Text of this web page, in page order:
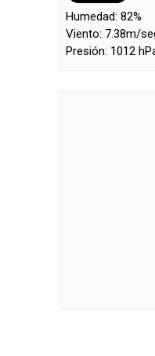
Humedad: 82%
Viento: 7.38m/
Presión: 1012